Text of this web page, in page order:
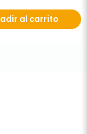
al carrito